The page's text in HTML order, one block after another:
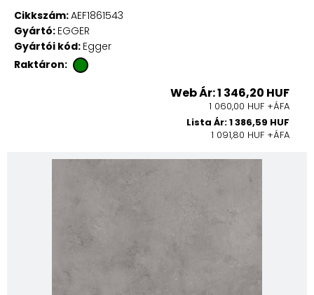
Cikkszám:AEF1861543
Gyártó: EGGER
Gyártói kód: Egger
Raktáron:
Web Ár: 1 346,20 HUF
1 060,00 HUF +ÁFA
Lista Ár: 1 386,59 HUF
1 091,80 HUF +ÁFA